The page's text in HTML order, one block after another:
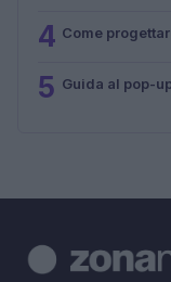
4 Come
5 Guida al pop-